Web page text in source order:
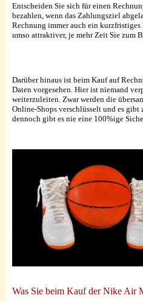
Entscheiden Sie sich für einen
bezahlen, wenn das Zahlungsziel
Rechnung immer auch ein
umso attraktiver, je mehr Zeit Sie zum
Darüber hinaus ist beim Kauf auf
Daten vorgesehen. Hier ist niemand
weiterzuleiten. Zwar werden die
Online-Shops verschlüsselt und es gibt
dennoch gibt es nie eine 100%ige
Was Sie beim Kauf der Nike Air